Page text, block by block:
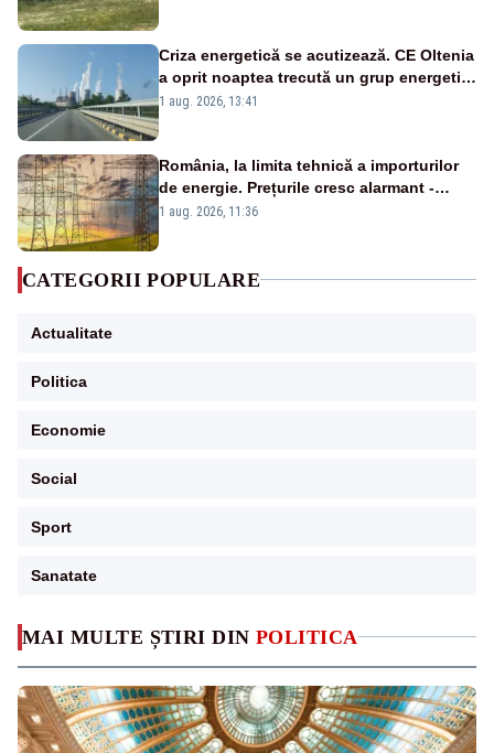
MAI MULTE ȘTIRI DIN POLITICA
Criza energetică se acutizează. CE Oltenia
a oprit noaptea trecută un grup energetic
de la Rovinari
1 aug. 2026, 13:41
România, la limita tehnică a importurilor
de energie. Prețurile cresc alarmant -
Analiză Realitatea Plus
1 aug. 2026, 11:36
CATEGORII POPULARE
Actualitate
Politica
Economie
Social
Sport
Sanatate